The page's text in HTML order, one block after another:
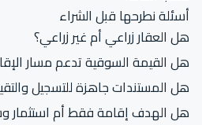
أسئلة نطرحها قبل الشراء
هل العقار زراعي أم غير زراعي؟
هل القيمة السوقية تدعم مسار
هل المستندات جاهزة للتسجيل
هل الهدف إقامة فقط أم استثمار